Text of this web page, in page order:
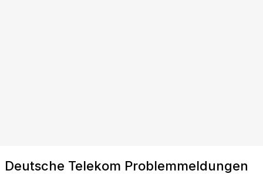
Deutsche Telekom Problemmeldungen